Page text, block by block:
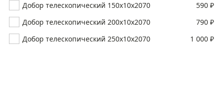
Добор телескопический 150х10х2070
590 ₽
Добор телескопический 200х10х2070
790 ₽
Добор телескопический 250х10х2070
1 000 ₽